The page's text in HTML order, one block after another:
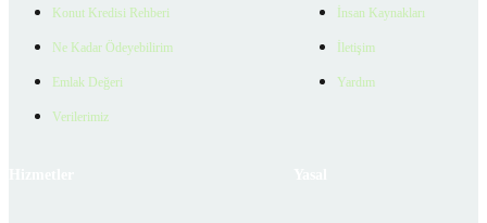
Konut Kredisi Rehberi
Ne Kadar Ödeyebilirim
Emlak Değeri
Verilerimiz
İnsan Kaynakları
İletişim
Yardım